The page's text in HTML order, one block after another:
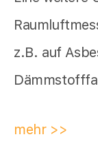
z.B. auf
mehr >>